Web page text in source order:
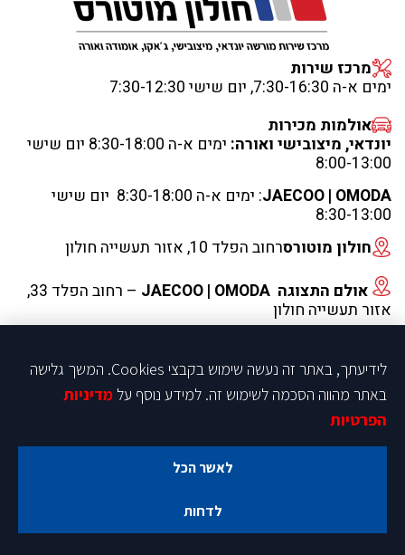
מרכז שירות
ימים א-ה 7:30-16:30, יום שישי 7:30-12:30
אולמות מכירות
יונדאי, מיצובישי ואורה:
ימים א-ה 8:30-18:00 יום שישי
8:00-13:00
JAECOO | OMODA
: ימים א-ה 8:30-18:00 יום שישי
8:30-13:00
חולון מוטורסרחוב הפלד 10, אזור תעשייה חולון
אולם התצוגה JAECOO | OMODA
– רחוב הפלד 33,
אזור תעשייה חולון
03-6533-900
kabala@homotor.co.il
לאשר הכל
לדחות
לידיעתך, באתר זה נעשה שימוש בקבצי Cookies. המשך גלישה
באתר מהווה הסכמה לשימוש זה. למידע נוסף על מדיניות
הפרטיות